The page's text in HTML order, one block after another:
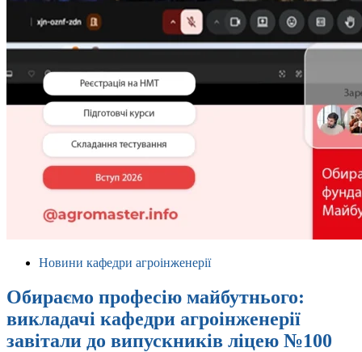
Новини кафедри агроінженерії
Обираємо професію майбутнього:
викладачі кафедри агроінженерії
завітали до випускників ліцею №100